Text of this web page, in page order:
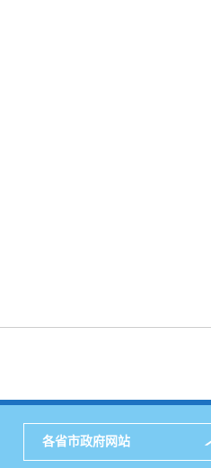
各省市政府网站